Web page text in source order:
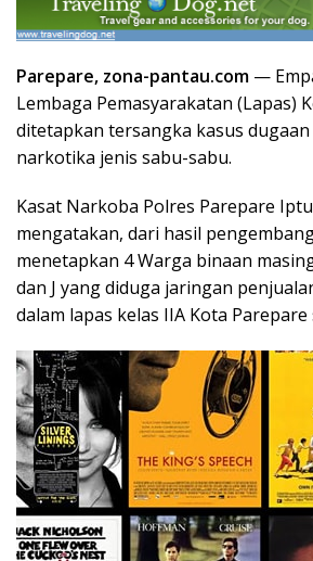
Parepare, zona-pantau.com —
Lembaga Pemasyarakatan (Lapas)
ditetapkan tersangka kasus
narkotika jenis sabu-sabu.
Kasat Narkoba Polres Parepare
mengatakan, dari hasil
menetapkan 4 Warga binaan
dan J yang diduga jaringan
dalam lapas kelas IIA Kota